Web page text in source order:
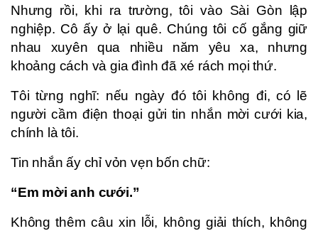
Nhưng rồi, khi ra trường, tôi vào Sài Gòn lập
nghiệp. Cô ấy ở lại quê. Chúng tôi cố gắng giữ
nhau xuyên qua nhiều năm yêu xa, nhưng
khoảng cách và gia đình đã xé rách mọi thứ.
Tôi từng nghĩ: nếu ngày đó tôi không đi, có lẽ
người cầm điện thoại gửi tin nhắn mời cưới kia,
chính là tôi.
Tin nhắn ấy chỉ vỏn vẹn bốn chữ:
“Em mời anh cưới.”
Không thêm câu xin lỗi, không giải thích, không